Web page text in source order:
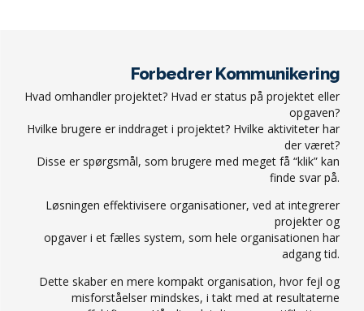
Forbedrer Kommunikering
Hvad omhandler projektet? Hvad er status på projektet eller
opgaven?
Hvilke brugere er inddraget i projektet? Hvilke aktiviteter har
der været?
Disse er spørgsmål, som brugere med meget få “klik” kan
finde svar på.
Løsningen effektivisere organisationer, ved at integrerer
projekter og
opgaver i et fælles system, som hele organisationen har
adgang tid.